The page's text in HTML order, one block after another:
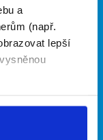
a
(např.
lepší
projekty